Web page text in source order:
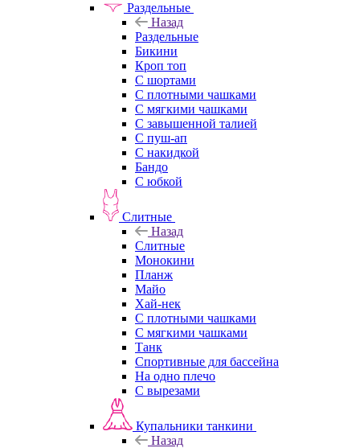
Раздельные
Назад
Раздельные
Бикини
Кроп топ
С шортами
С плотными чашками
С мягкими чашками
С завышенной талией
С пуш-ап
С накидкой
Бандо
С юбкой
Слитные
Назад
Слитные
Монокини
Планж
Майо
Хай-нек
С плотными чашками
С мягкими чашками
Танк
Спортивные для бассейна
На одно плечо
С вырезами
Купальники танкини
Назад